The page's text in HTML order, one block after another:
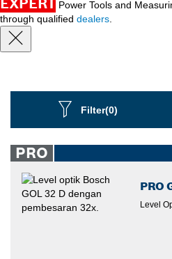
Power Tools and
through qualified dealers
Filter(0)
PRO
PRO
Level